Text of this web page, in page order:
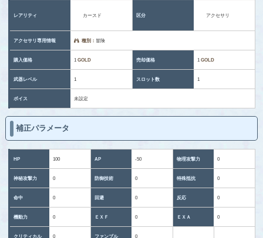
レアリティ カースド 区分 アクセサリ
アクセサリ専用情報 種別： 冒険
購入価格 1GOLD 売却価格 1GOLD
武器レベル 1 スロット数 1
ボイス 未設定
補正パラメータ
HP 100 AP -50 物理攻撃力 0
神秘攻撃力 0 防御技術 0 特殊抵抗 0
命中 0 回避 0 反応 0
機動力 0 ＥＸＦ 0 ＥＸＡ 0
クリティカル 0 ファンブル 0